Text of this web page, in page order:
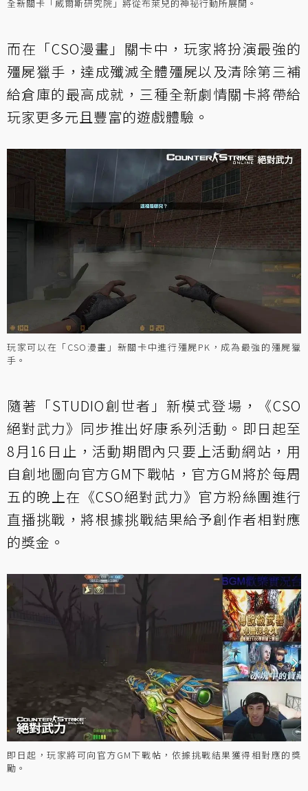
全新關卡「威爾斯研究院」將從布萊兒的神祕行動所展開。
而在「CSO漫畫」關卡中，玩家將扮演最強的
殭屍獵手，達成殲滅全體殭屍以及清除第三補
給倉庫的最高成就，三種全新劇情關卡將帶給
玩家更多元且豐富的遊戲體驗。
玩家可以在「CSO漫畫」新關卡中進行殭屍PK，成為最強的殭屍獵
手。
隨著「STUDIO創世者」新模式登場，《CSO
絕對武力》同步推出好康系列活動。即日起至
8月16日止，活動期間內只要上活動網站，用
自創地圖向官方GM下戰帖，官方GM將於每周
五的晚上在《CSO絕對武力》官方粉絲團進行
直播挑戰，將根據挑戰結果給予創作者相對應
的獎金。
即日起，玩家將可向官方GM下戰帖，依據挑戰結果獲得相對應的獎
勵。